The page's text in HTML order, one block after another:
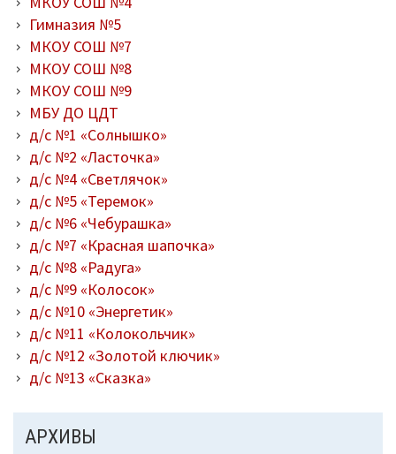
Гимназия №5
МКОУ СОШ №7
МКОУ СОШ №8
МКОУ СОШ №9
МБУ ДО ЦДТ
д/с №1 «Солнышко»
д/с №2 «Ласточка»
д/с №4 «Светлячок»
д/с №5 «Теремок»
д/с №6 «Чебурашка»
д/с №7 «Красная шапочка»
д/с №8 «Радуга»
д/с №9 «Колосок»
д/с №10 «Энергетик»
д/с №11 «Колокольчик»
д/с №12 «Золотой ключик»
д/с №13 «Сказка»
АРХИВЫ